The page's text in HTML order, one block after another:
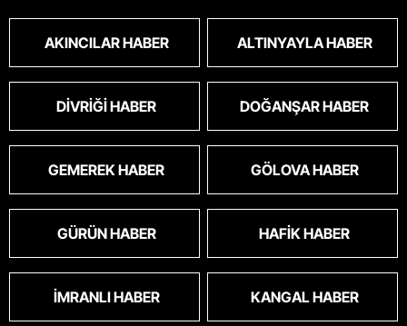
oldu.korkuyoruz.
AKINCILAR HABER ALTINYAYLA HABER
DIVRIĞI HABER DOĞANŞAR HABER
GEMEREK HABER GÖLOVA HABER
GÜRÜN HABER HAFIK HABER
İMRANLI HABER KANGAL HABER